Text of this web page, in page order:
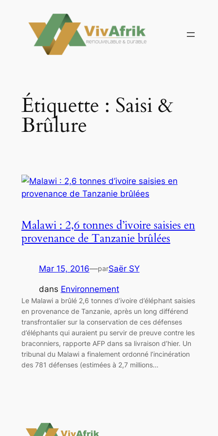
contenu
Étiquette : Saisi &
Brûlure
Malawi : 2,6 tonnes d’ivoire saisies en
provenance de Tanzanie brûlées
Mar 15, 2016—parSaër SY
dans Environnement
Le Malawi a brûlé 2,6 tonnes d’ivoire d’éléphant saisies
en provenance de Tanzanie, après un long différend
transfrontalier sur la conservation de ces défenses
d’éléphants qui auraient pu servir de preuve contre les
braconniers, rapporte AFP dans sa livraison d’hier. Un
tribunal du Malawi a finalement ordonné l’incinération
des 781 défenses (estimées à 2,7 millions…